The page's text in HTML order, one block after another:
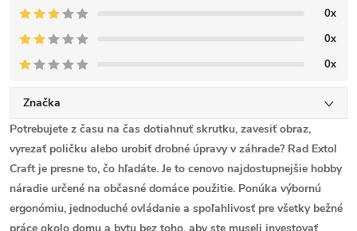
0x
0x
0x
Značka
Potrebujete z času na čas dotiahnuť skrutku, zavesiť obraz,
vyrezať poličku alebo urobiť drobné úpravy v záhrade? Rad Extol
Craft je presne to, čo hľadáte. Je to cenovo najdostupnejšie hobby
náradie určené na občasné domáce použitie. Ponúka výbornú
ergonómiu, jednoduché ovládanie a spoľahlivosť pre všetky bežné